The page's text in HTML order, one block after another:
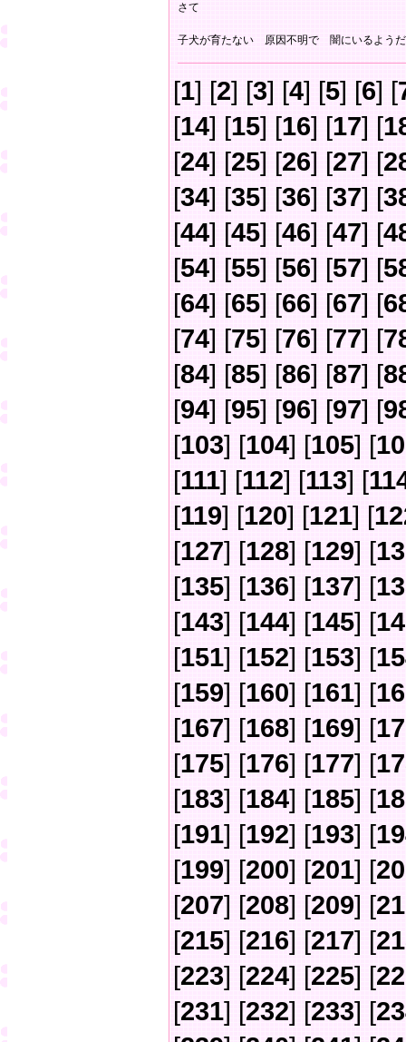
さて
子犬が育たない 原因不明で 闇にいるようだ
[1] [2] [3] [4] [5] [6] [
[14] [15] [16] [17] [
[24] [25] [26] [27] [
[34] [35] [36] [37] [
[44] [45] [46] [47] [
[54] [55] [56] [57] [
[64] [65] [66] [67] [
[74] [75] [76] [77] [
[84] [85] [86] [87] [
[94] [95] [96] [97] [
[103] [104] [105] [
[111] [112] [113] [
[119] [120] [121] [
[127] [128] [129] [
[135] [136] [137] [
[143] [144] [145] [
[151] [152] [153] [
[159] [160] [161] [
[167] [168] [169] [
[175] [176] [177] [
[183] [184] [185] [
[191] [192] [193] [
[199] [200] [201] [
[207] [208] [209] [
[215] [216] [217] [
[223] [224] [225] [
[231] [232] [233] [